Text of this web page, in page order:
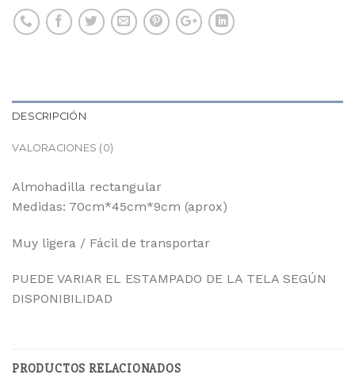
DESCRIPCIÓN
VALORACIONES (0)
Almohadilla rectangular
Medidas: 70cm*45cm*9cm (aprox)
Muy ligera / Fácil de transportar
PUEDE VARIAR EL ESTAMPADO DE LA TELA SEGÚN
DISPONIBILIDAD
PRODUCTOS RELACIONADOS